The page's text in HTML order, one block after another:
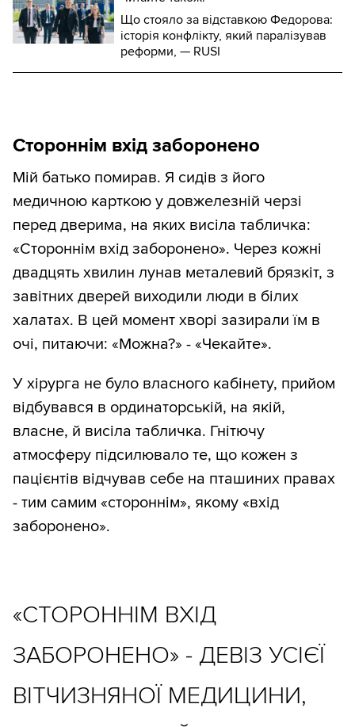
Що стояло за відставкою Федорова:
історія конфлікту, який паралізував
реформи, — RUSI
Стороннім вхід заборонено
Мій батько помирав. Я сидів з його
медичною карткою у довжелезній черзі
перед дверима, на яких висіла табличка:
«Стороннім вхід заборонено». Через кожні
двадцять хвилин лунав металевий брязкіт, з
завітних дверей виходили люди в білих
халатах. В цей момент хворі зазирали їм в
очі, питаючи: «Можна?» - «Чекайте».
У хірурга не було власного кабінету, прийом
відбувався в ординаторській, на якій,
власне, й висіла табличка. Гнітючу
атмосферу підсилювало те, що кожен з
пацієнтів відчував себе на пташиних правах
- тим самим «стороннім», якому «вхід
заборонено».
«СТОРОННІМ ВХІД
ЗАБОРОНЕНО» - ДЕВІЗ УСІЄЇ
ВІТЧИЗНЯНОЇ МЕДИЦИНИ,